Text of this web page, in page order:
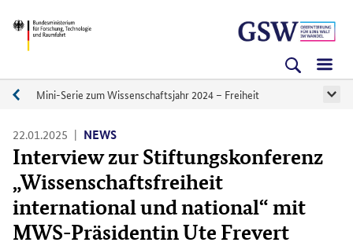
zum
(Eingabetaste)
zum
(Eingabetaste)
zur
(Eingabetaste)
BMFTR
Specials
Mini-Serie zum Wissenschaftsjahr 2024 – Freiheit
22.01.2025 NEWS
Interview zur Stiftungskonferenz
„Wissenschaftsfreiheit
international und national“ mit
MWS-Präsidentin Ute Frevert